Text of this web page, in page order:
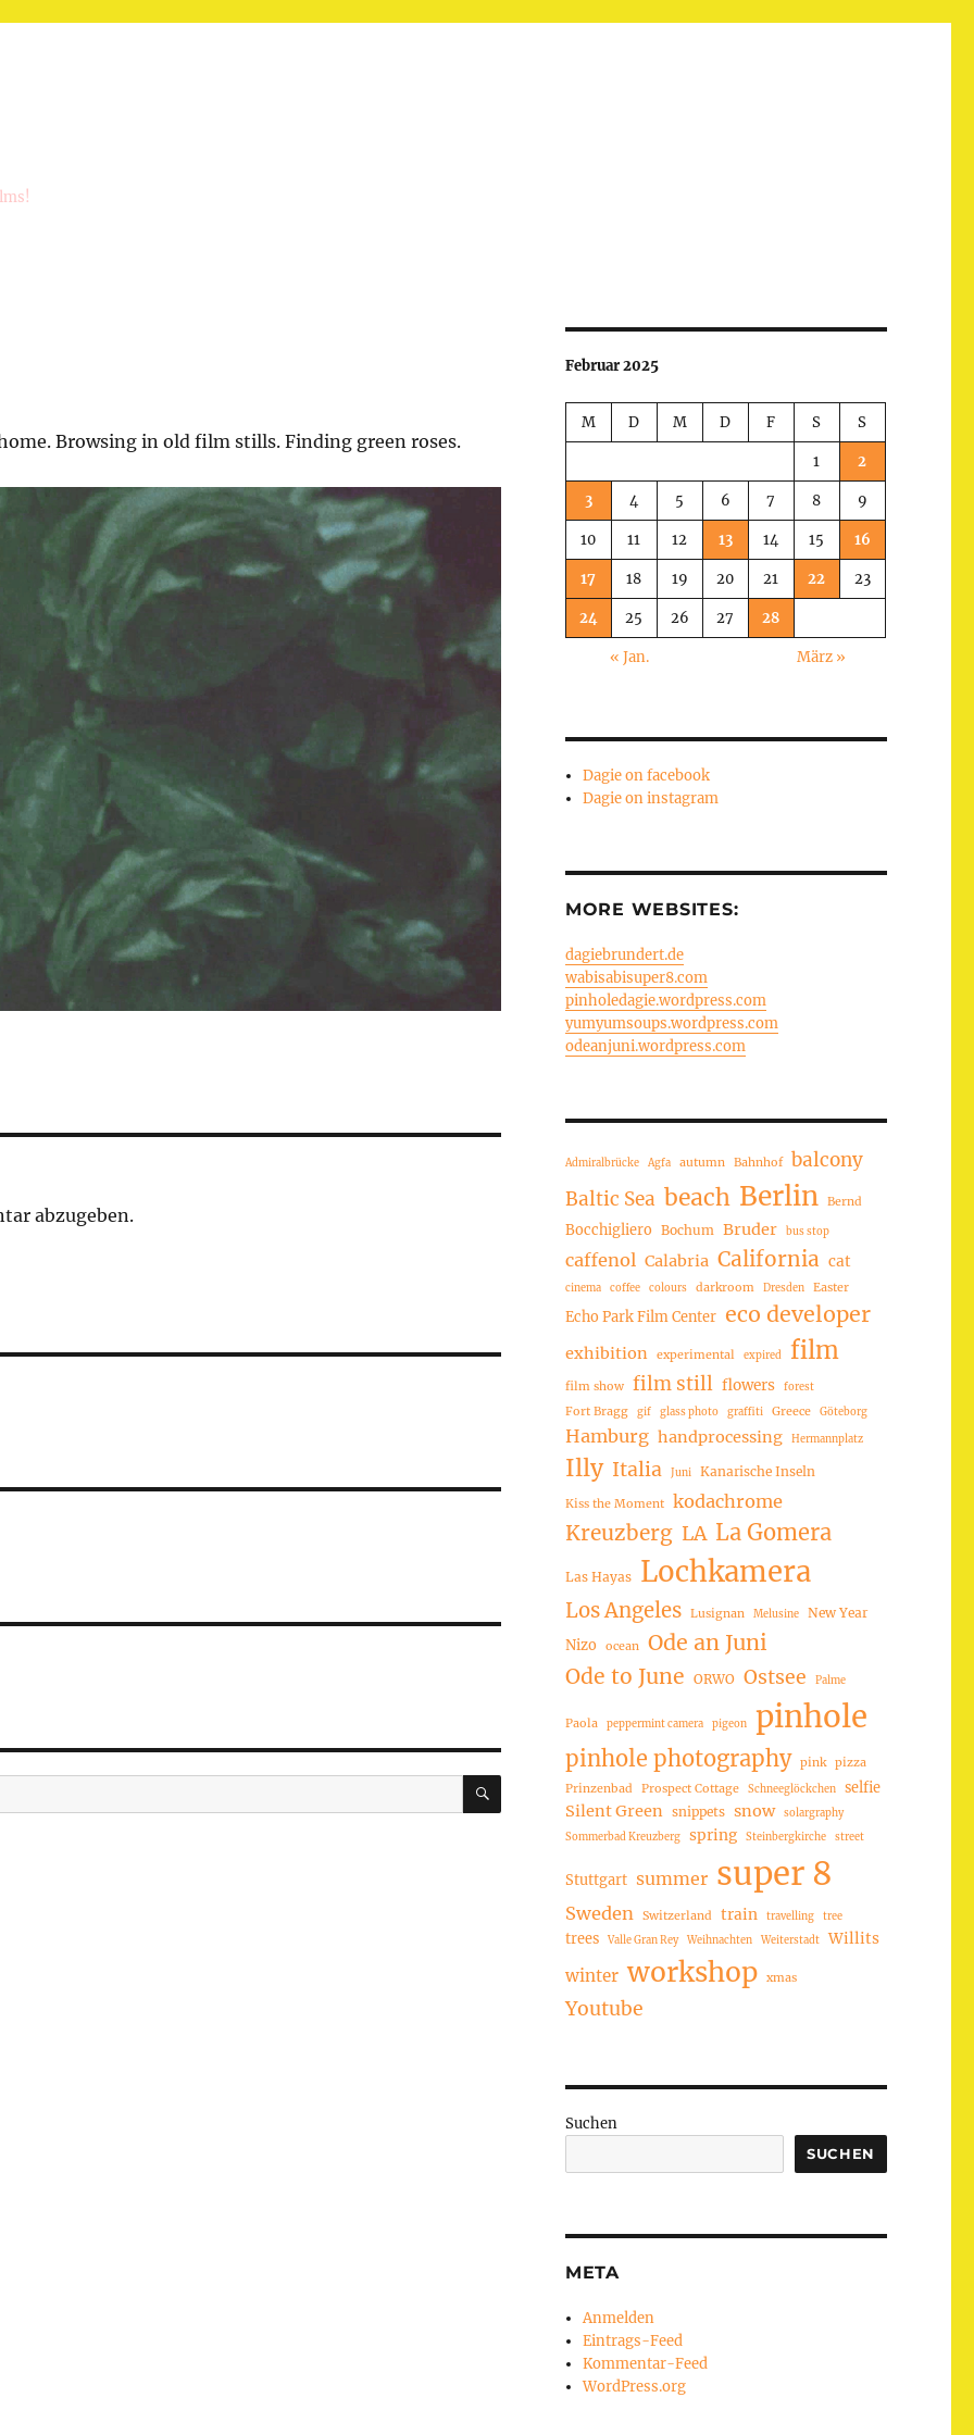
Browsing in old film stills. Finding green roses.
abzugeben.
SUCHEN
Februar 2025
M D M D F S S
1 2
3 4 5 6 7 8 9
10 11 12 13 14 15 16
17 18 19 20 21 22 23
24 25 26 27 28
« Jan. März »
Dagie on facebook
Dagie on instagram
MORE WEBSITES:
dagiebrundert.de
wabisabisuper8.com
pinholedagie.wordpress.com
yumyumsoups.wordpress.com
odeanjuni.wordpress.com
Admiralbrücke Agfa autumn Bahnhof balcony
Baltic Sea beach Berlin Bernd
Bocchigliero Bochum Bruder bus stop
caffenol Calabria California cat
cinema coffee colours darkroom Dresden Easter
Echo Park Film Center eco developer
exhibition experimental expired film
film show film still flowers forest
Fort Bragg gif glass photo graffiti Greece Göteborg
Hamburg handprocessing Hermannplatz
Illy Italia Juni Kanarische Inseln
Kiss the Moment kodachrome
Kreuzberg LA La Gomera
Las Hayas Lochkamera
Los Angeles Lusignan Melusine New Year
Nizo ocean
Ode an Juni
Ode to June ORWO Ostsee Palme
Paola peppermint camera pigeon pinhole
pinhole photography pink pizza
Prinzenbad
Prospect Cottage Schneeglöckchen selfie
Silent Green snippets snow
solargraphy
Sommerbad Kreuzberg
spring Steinbergkirche street
Stuttgart summer super 8
Sweden Switzerland train travelling tree
trees Valle Gran Rey Weihnachten Weiterstadt Willits
winter workshop xmas
Youtube
Suchen
SUCHEN
META
Anmelden
Eintrags-Feed
Kommentar-Feed
WordPress.org